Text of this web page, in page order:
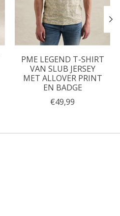
PME LEGEND T-SHIRT
VAN SLUB JERSEY
MET ALLOVER PRINT
EN BADGE
€49,99